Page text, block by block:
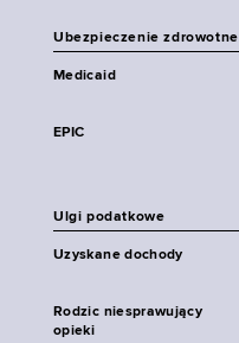
Ubezpieczenie zdrowotne
Medicaid
EPIC
Ulgi podatkowe
Uzyskane dochody
Rodzic niesprawujący
opieki